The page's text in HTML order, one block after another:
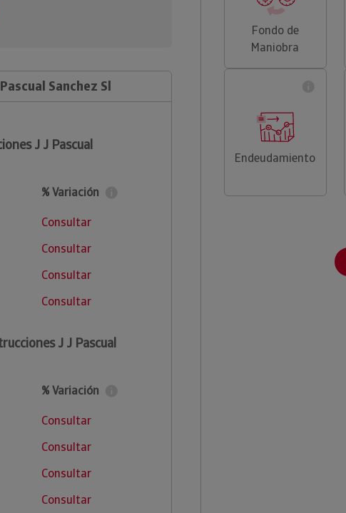
Sanchez Sl
J J Pascual
% Variación
Consultar
Consultar
Consultar
Consultar
J J Pascual
% Variación
Consultar
Consultar
Consultar
Consultar
Fondo de
Maniobra
Endeudamiento